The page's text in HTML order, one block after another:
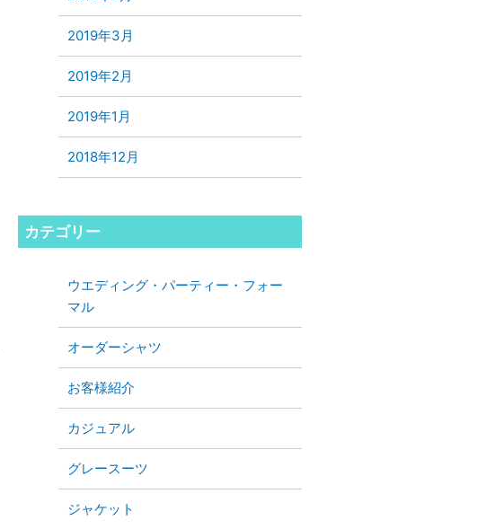
2019年3月
2019年2月
2019年1月
2018年12月
カテゴリー
ウエディング・パーティー・フォー
マル
オーダーシャツ
お客様紹介
カジュアル
グレースーツ
ジャケット